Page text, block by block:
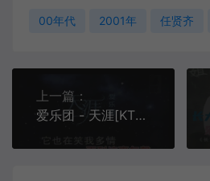
00年代 2001年 任贤齐
上一篇：
爱乐团 - 天涯[KTV][MPG][181M]